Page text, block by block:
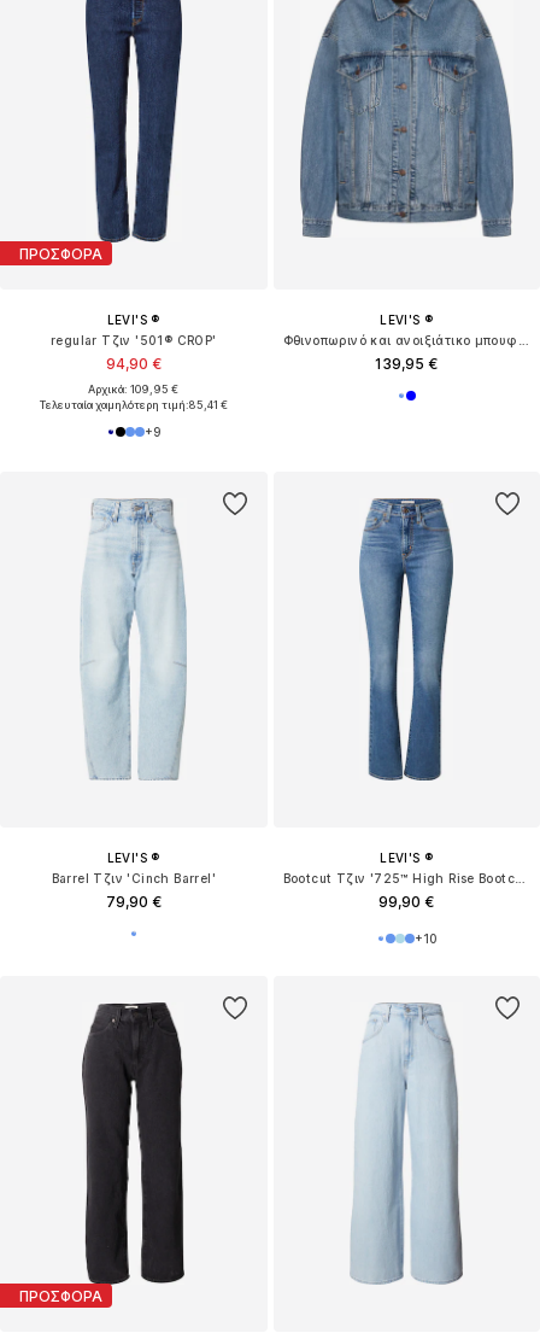
ΠΡΟΣΦΟΡΑ
LEVI'S ®
regular Τζιν '501® CROP'
94,90 €
Αρχικά: 109,95 €
Τελευταία χαμηλότερη τιμή:85,41 €
+9
LEVI'S ®
Φθινοπωρινό και ανοιξιάτικο μπουφάν 'Trucker Jacket'
139,95 €
LEVI'S ®
Barrel Τζιν 'Cinch Barrel'
79,90 €
LEVI'S ®
Bootcut Τζιν '725™ High Rise Bootcut'
99,90 €
+10
ΠΡΟΣΦΟΡΑ